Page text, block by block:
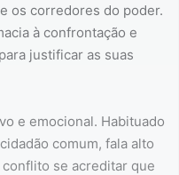
os corredores do poder.
à confrontação e
justificar as suas
e emocional. Habituado
comum, fala alto
se acreditar que